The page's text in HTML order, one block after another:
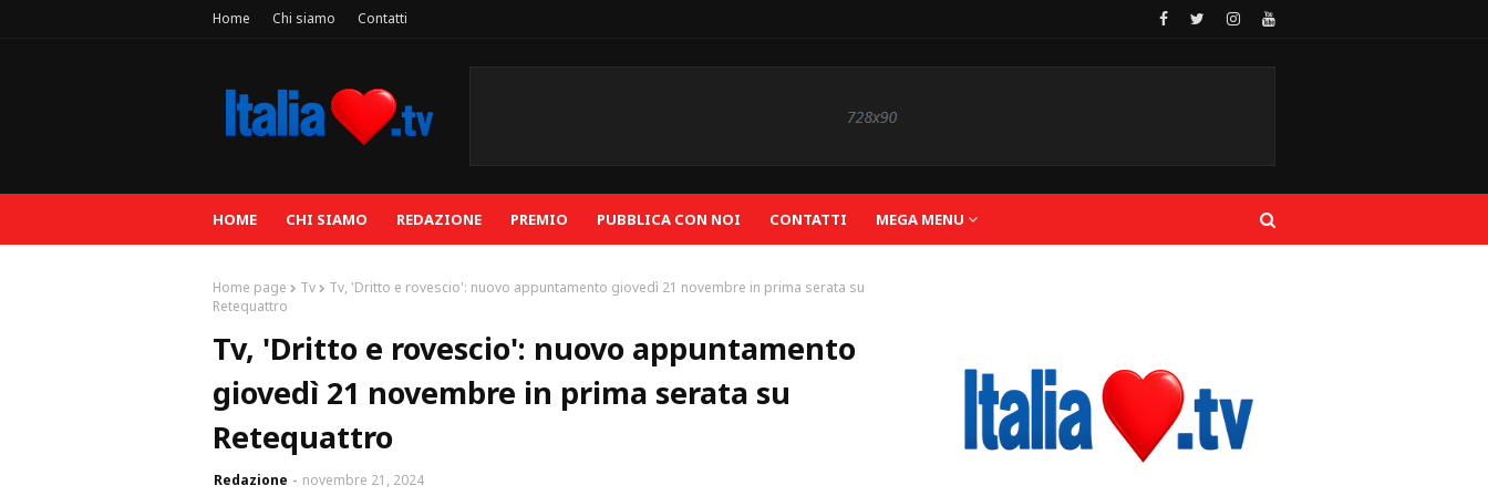
Home Chi siamo Contatti
HOME CHI SIAMO REDAZIONE PREMIO PUBBLICA CON NOI CONTATTI MEGA MENU
Home page Tv
Tv, 'Dritto e rovescio': nuovo appuntamento giovedì 21 novembre in prima serata su
Retequattro
Tv, 'Dritto e rovescio': nuovo appuntamento
giovedì 21 novembre in prima serata su
Retequattro
Redazione novembre 21, 2024